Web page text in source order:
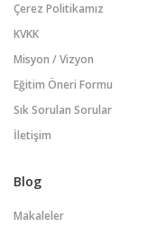
Çerez Politikamız
KVKK
Misyon / Vizyon
Eğitim Öneri Formu
Sık Sorulan Sorular
İletişim
Blog
Makaleler